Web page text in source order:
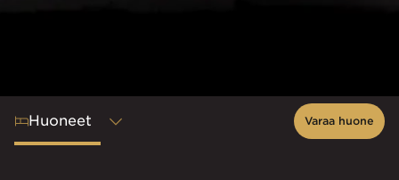
Huoneet Varaa huone